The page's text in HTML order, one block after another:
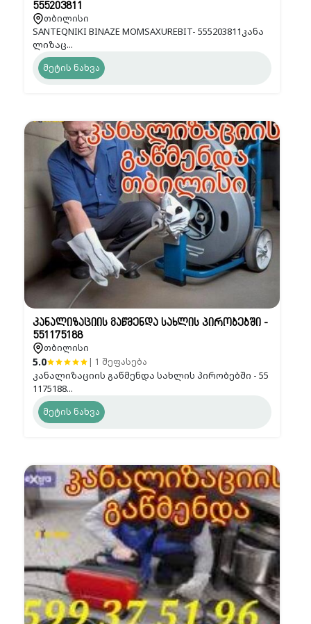
555203811
თბილისი
SANTEQNIKI BINAZE MOMSAXUREBIT- 555203811კანა
ლიზაც...
მეტის ნახვა
კანალიზაციის გაწმენდა სახლის პირობებში -
551175188
თბილისი
5.0 | 1 შეფასება
კანალიზაციის გაწმენდა სახლის პირობებში - 55
1175188...
მეტის ნახვა